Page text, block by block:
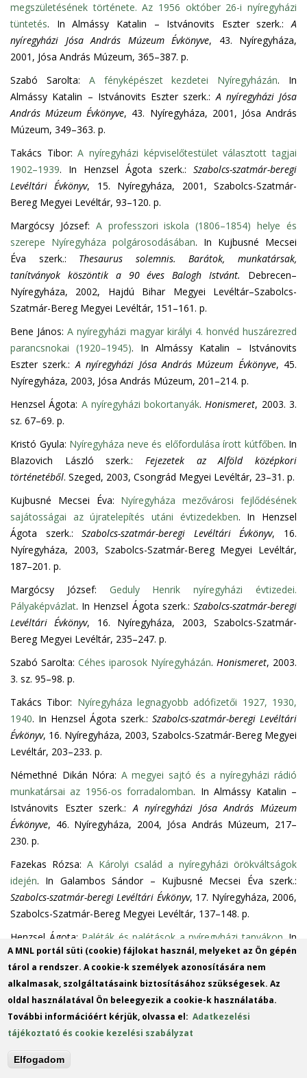
megszületésének története. Az 1956 október 26-i nyíregyházi
tüntetés. In Almássy Katalin – Istvánovits Eszter szerk.:A
nyíregyházi Jósa András Múzeum Évkönyve, 43. Nyíregyháza,
2001, Jósa András Múzeum, 365–387. p.
Szabó Sarolta: A fényképészet kezdetei Nyíregyházán. In
Almássy Katalin – Istvánovits Eszter szerk.:A nyíregyházi Jósa
András Múzeum Évkönyve, 43. Nyíregyháza, 2001, Jósa András
Múzeum, 349–363. p.
Takács Tibor:A nyíregyházi képviselőtestület választott tagjai
1902–1939. In Henzsel Ágota szerk.: Szabolcs-szatmár-beregi
Levéltári Évkönyv, 15. Nyíregyháza, 2001, Szabolcs-Szatmár-
Bereg Megyei Levéltár, 93–120. p.
Margócsy József: A professzori iskola (1806–1854) helye és
szerepe Nyíregyháza polgárosodásában. In Kujbusné Mecsei
Éva szerk.: Thesaurus solemnis. Barátok, munkatársak,
tanítványok köszöntik a 90 éves Balogh Istvánt.
Debrecen–
Nyíregyháza, 2002, Hajdú Bihar Megyei Levéltár–Szabolcs-
Szatmár-Bereg Megyei Levéltár, 151–161. p.
Bene János:A nyíregyházi magyar királyi 4. honvéd huszárezred
parancsnokai (1920–1945). In Almássy Katalin – Istvánovits
Eszter szerk.:A nyíregyházi Jósa András Múzeum Évkönyve, 45.
Nyíregyháza, 2003, Jósa András Múzeum, 201–214. p.
Henzsel Ágota: A nyíregyházi bokortanyák.Honismeret, 2003. 3.
sz. 67–69. p.
Kristó Gyula: Nyíregyháza neve és előfordulása írott kútfőben. In
Blazovich László szerk.: Fejezetek az Alföld középkori
történetéből. Szeged, 2003, Csongrád Megyei Levéltár, 23–31. p.
Kujbusné Mecsei Éva: Nyíregyháza mezővárosi fejlődésének
sajátosságai az újratelepítés utáni évtizedekben. In Henzsel
Ágota szerk.:Szabolcs-szatmár-beregi Levéltári Évkönyv, 16.
Nyíregyháza, 2003, Szabolcs-Szatmár-Bereg Megyei Levéltár,
187–201. p.
Margócsy József: Geduly Henrik nyíregyházi évtizedei.
Pályaképvázlat. In Henzsel Ágota szerk.: Szabolcs-szatmár-beregi
Levéltári Évkönyv, 16. Nyíregyháza, 2003, Szabolcs-Szatmár-
Bereg Megyei Levéltár, 235–247. p.
Szabó Sarolta: Céhes iparosok Nyíregyházán. Honismeret, 2003.
3. sz. 95–98. p.
Takács Tibor: Nyíregyháza legnagyobb adófizetői 1927, 1930,
1940. In Henzsel Ágota szerk.: Szabolcs-szatmár-beregi Levéltári
Évkönyv, 16. Nyíregyháza, 2003, Szabolcs-Szatmár-Bereg Megyei
Levéltár, 203–233. p.
Némethné Dikán Nóra: A megyei sajtó és a nyíregyházi rádió
munkatársai az 1956-os forradalomban. In Almássy Katalin –
Istvánovits Eszter szerk.:A nyíregyházi Jósa András Múzeum
Évkönyve, 46. Nyíregyháza, 2004, Jósa András Múzeum, 217–
230. p.
Fazekas Rózsa: A Károlyi család a nyíregyházi örökváltságok
idején. In Galambos Sándor – Kujbusné Mecsei Éva szerk.:
Szabolcs-szatmár-beregi Levéltári Évkönyv, 17. Nyíregyháza, 2006,
Szabolcs-Szatmár-Bereg Megyei Levéltár, 137–148. p.
Henzsel Ágota: Paléták és palétások a nyíregyházi tanyákon . In
Galambos Sándor – Kujbusné Mecsei Éva szerk.:Szabolcs-
szatmár-beregi Levéltári Évkönyv, 17. Nyíregyháza, 2006,
Szabolcs-Szatmár-Bereg Megyei Levéltár, 149–160. p.
Kujbusné Mecsei Éva:Egy sikertörténet margójára. Adalékok
Nyíregyháza örökváltságához . In Galambos Sándor – Kujbusné
Mecsei Éva szerk.:
Szabolcs-szatmár-beregi Levéltári Évkönyv
Nyíregyháza, 2006, Szabolcs-Szatmár-Bereg Megyei Levéltár,
A MNL portál süti (cookie) fájlokat használ, melyeket az Ön gépén
tárol a rendszer. A cookie-k személyek azonosítására nem
alkalmasak, szolgáltatásaink biztosításához szükségesek. Az
oldal használatával Ön beleegyezik a cookie-k használatába.
További információért kérjük, olvassa el:Adatkezelési
tájékoztató és cookie kezelési szabályzat
Elfogadom